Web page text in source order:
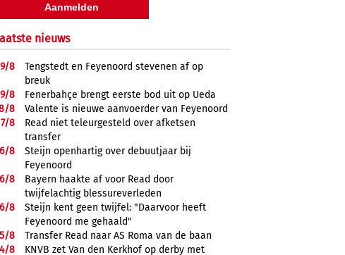
nieuws
9/8
Tengstedt en Feyenoord stevenen af op
breuk
9/8
Fenerbahçe brengt eerste bod uit op Ueda
8
Valente is nieuwe aanvoerder van Feyenoord
7/8
Read niet teleurgesteld over afketsen
transfer
6/8
Steijn openhartig over debuutjaar bij
Feyenoord
6/8
Bayern haakte af voor Read door
twijfelachtig blessureverleden
6/8
Steijn kent geen twijfel: "Daarvoor heeft
Feyenoord me gehaald"
5/8
Transfer Read naar AS Roma van de baan
4/8
KNVB zet Van den Kerkhof op derby met